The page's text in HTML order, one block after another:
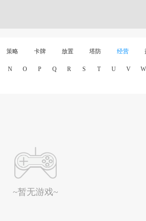
策略 卡牌 放置 塔防 经营
N O P Q R S T U V W
~暂无游戏~